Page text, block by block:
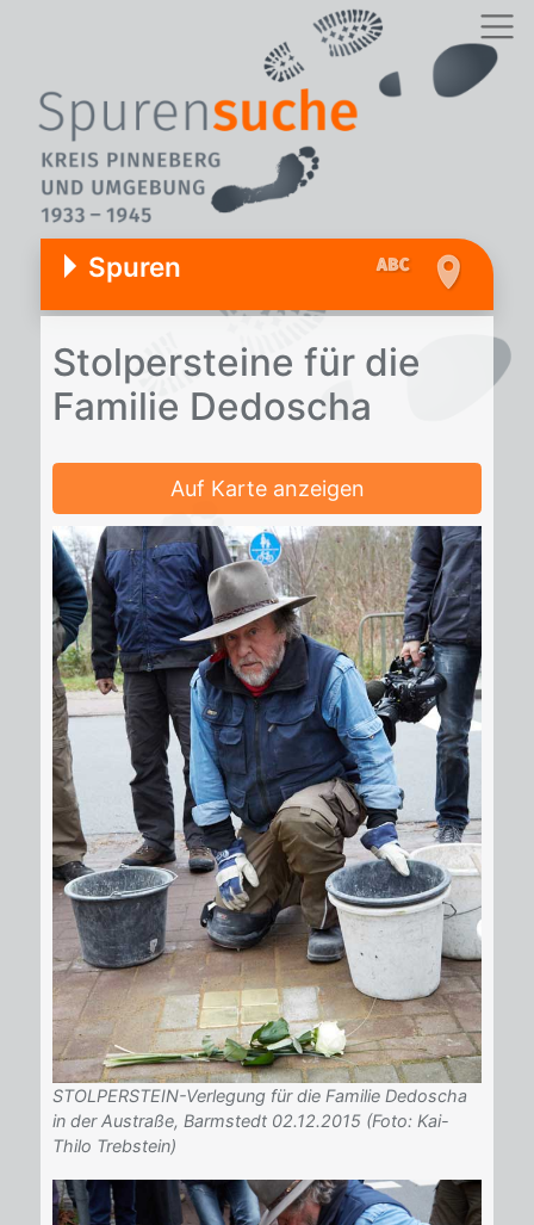
Spuren
Stol­per­stei­ne für die
Fa­mi­lie De­do­scha
Auf Karte anzeigen
STOLPERSTEIN-Verlegung für die Familie Dedoscha
in der Austraße, Barmstedt 02.12.2015 (Foto: Kai-
Thilo Trebstein)